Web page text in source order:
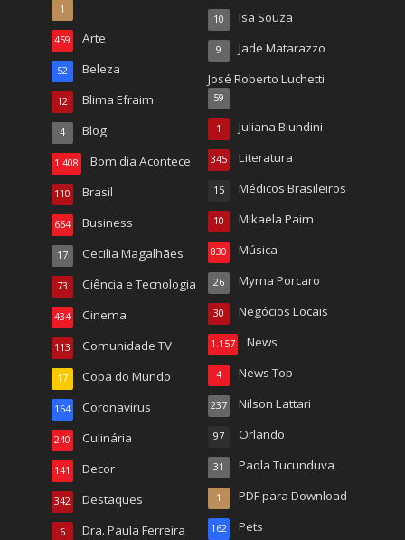
1
Arte
459
Beleza
52
Blima Efraim
12
Blog
4
Bom dia Acontece
1.408
Brasil
110
Business
664
Cecilia Magalhães
17
Ciência e Tecnologia
73
Cinema
434
Comunidade TV
113
Copa do Mundo
17
Coronavirus
164
Culinária
240
Decor
141
Destaques
342
Dra. Paula Ferreira
6
Isa Souza
10
Jade Matarazzo
9
José Roberto Luchetti
59
Juliana Biundini
1
Literatura
345
Médicos Brasileiros
15
Mikaela Paim
10
Música
830
Myrna Porcaro
26
Negócios Locais
30
News
1.157
News Top
4
Nilson Lattari
237
Orlando
97
Paola Tucunduva
31
PDF para Download
1
Pets
162